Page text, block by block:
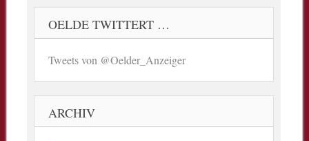
OELDE TWITTERT …
Tweets von @Oelder_Anzeiger
ARCHIV